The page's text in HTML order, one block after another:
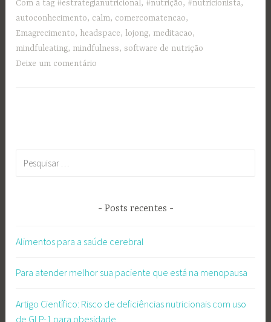
Com a tag #estrategianutricional, #nutrição, #nutricionista,
autoconhecimento, calm, comercomatencao,
Emagrecimento, headspace, lojong, meditacao,
mindfuleating, mindfulness,software de nutrição
Deixe um comentário
Posts recentes
Alimentos para a saúde cerebral
Para atender melhor sua paciente que está na menopausa
Artigo Científico: Risco de deficiências nutricionais com uso
de GLP-1 para obesidade